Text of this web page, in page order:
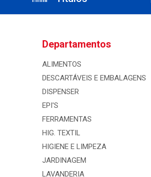
Departamentos
ALIMENTOS
DESCARTÁVEIS E EMBALAGENS
DISPENSER
EPI'S
FERRAMENTAS
HIG. TEXTIL
HIGIENE E LIMPEZA
JARDINAGEM
LAVANDERIA